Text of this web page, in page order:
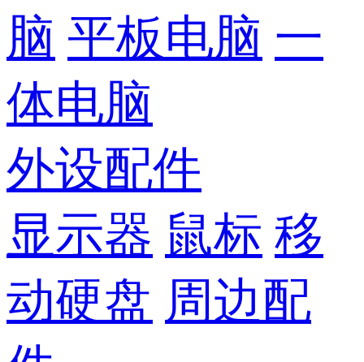
脑 平板电脑 一
体电脑
外设配件
显示器 鼠标 移
动硬盘 周边配